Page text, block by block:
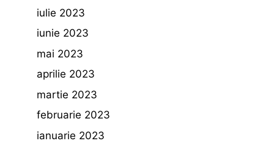
iulie 2023
iunie 2023
mai 2023
aprilie 2023
martie 2023
februarie 2023
ianuarie 2023